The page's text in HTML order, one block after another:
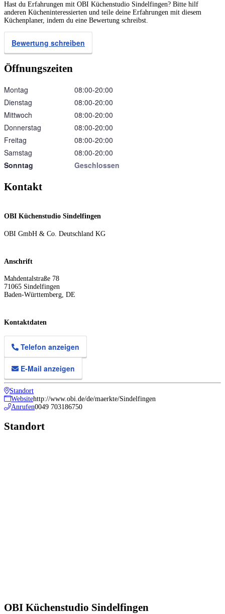
Hast du Erfahrungen mit OBI Küchenstudio Sindelfingen? Bitte hilf
anderen Kücheninteressierten und teile deine Erfahrungen mit diesem
Küchenplaner, indem du eine Bewertung schreibst.
Bewertung schreiben
Öffnungszeiten
Montag
08:00‑20:00
Dienstag
08:00‑20:00
Mittwoch
08:00‑20:00
Donnerstag
08:00‑20:00
Freitag
08:00‑20:00
Samstag
08:00‑20:00
Sonntag
Geschlossen
Kontakt
OBI Küchenstudio Sindelfingen
OBI GmbH & Co. Deutschland KG
Anschrift
Mahdentalstraße 78
71065 Sindelfingen
Baden-Württemberg, DE
Kontaktdaten
Telefon anzeigen
E-Mail anzeigen
Standort
Websitehttp://www.obi.de/de/maerkte/Sindelfingen
Anrufen0049 703186750
Standort
OBI Küchenstudio Sindelfingen